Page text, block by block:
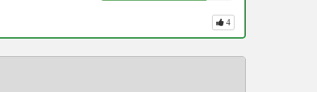
4